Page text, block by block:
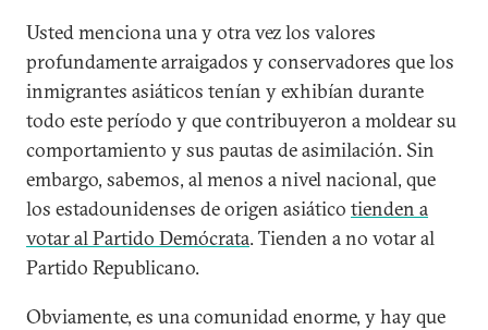
Usted menciona una y otra vez los valores
profundamente arraigados y conservadores que los
inmigrantes asiáticos tenían y exhibían durante
todo este período y que contribuyeron a moldear su
comportamiento y sus pautas de asimilación. Sin
embargo, sabemos, al menos a nivel nacional, que
los estadounidenses de origen asiático tienden a
votar al Partido Demócrata. Tienden a no votar al
Partido Republicano.
Obviamente, es una comunidad enorme, y hay que